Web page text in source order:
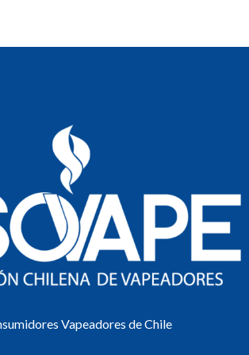
Vapeadores de Chile